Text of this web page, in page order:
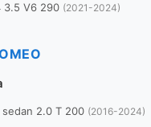
3.5 V6 290 (2021-2024)
sedan 2.0 T 200 (2016-2024)